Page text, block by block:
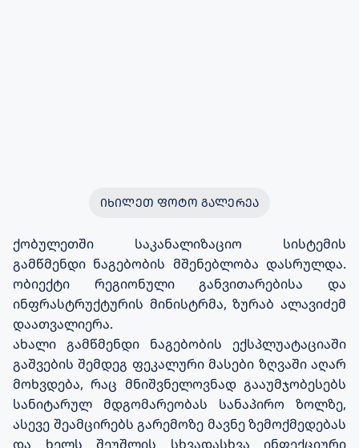
ᲘᲮᲘᲚᲔᲗ ᲤᲝᲢᲝ ᲒᲐᲚᲔᲠᲔᲐ
ქობულეთში საკანალიზაციო სისტემის
გამწმენდი ნაგებობის მშენებლობა დასრულდა.
ობიექტი რეგიონული განვითარებისა და
ინფრასტრუქტურის მინისტრმა, ზურაბ ალავიძემ
დაათვალიერა.
ახალი გამწმენდი ნაგებობის ექსპლუატაციაში
გაშვების შემდეგ ფეკალური მასები ზღვაში აღარ
მოხვდება, რაც მნიშვნელოვნად გააუმჯობესებს
სანიტარულ მდგომარეობას სანაპირო ზოლზე,
ასევე შეამცირებს გარემოზე მავნე ზემოქმედებას
და ხელს შეუშლის სხვადასხვა ინფექციური